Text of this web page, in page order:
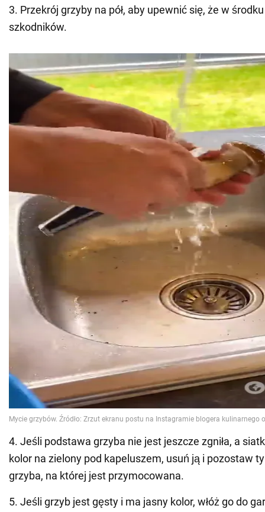
3. Przekrój grzyby na pół, aby upewnić się, że w
szkodników.
4. Jeśli podstawa grzyba nie jest jeszcze zgniła, a
kolor na zielony pod kapeluszem, usuń ją i pozostaw
grzyba, na której jest przymocowana.
5. Jeśli grzyb jest gęsty i ma jasny kolor, włóż go do